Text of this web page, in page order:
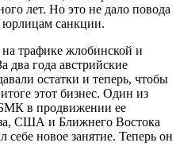
лет. Но это не дало повода
юрлицам санкции.
трафике жлобинской и
два года австрийские
остатки и теперь, чтобы
этот бизнес. Один из
в продвижении ее
США и Ближнего Востока
новое занятие. Теперь он